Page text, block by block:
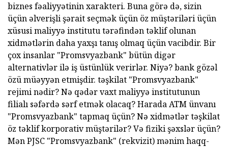
biznes fəaliyyətinin xarakteri. Buna görə də, sizin
üçün əlverişli şərait seçmək üçün öz müştəriləri üçün
xüsusi maliyyə institutu tərəfindən təklif olunan
xidmətlərin daha yaxşı tanış olmaq üçün vacibdir. Bir
çox insanlar "Promsvyazbank" bütün digər
alternativlər ilə iş üstünlük verirlər. Niyə? bank gözəl
özü müəyyən etmişdir. təşkilat "Promsvyazbank"
rejimi nədir? Nə qədər vaxt maliyyə institutunun
filialı səfərdə sərf etmək olacaq? Harada ATM ünvanı
"Promsvyazbank" tapmaq üçün? Nə xidmətlər təşkilat
öz təklif korporativ müştərilər? Və fiziki şəxslər üçün?
Mən PJSC "Promsvyazbank" (rekvizit) mənim haqq-